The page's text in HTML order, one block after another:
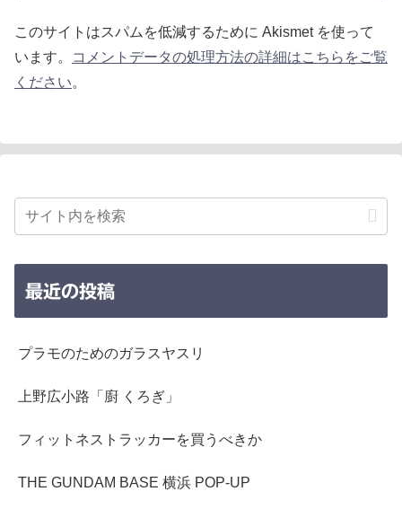
このサイトはスパムを低減するために Akismet を使って
います。
コメントデータの処理方法の詳細はこちらをご覧
ください。
最近の投稿
プラモのためのガラスヤスリ
上野広小路「廚 くろぎ」
フィットネストラッカーを買うべきか
THE GUNDAM BASE 横浜 POP-UP